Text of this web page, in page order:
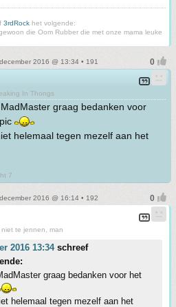
3rdRock het volgende:
die Oom Rubber die met onze mama leuke
2016 @ 13:34 • 191
In Thongs
graag bedanken voor
helemaal tegen mezelf aan het
7
2016 @ 16:14 • 192
niet te jennen, man
2016 13:34schreef
graag bedanken voor het
helemaal tegen mezelf aan het